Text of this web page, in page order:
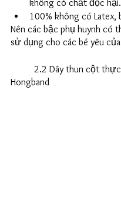
không có chất độc hại.
100% không có Latex,
Nên các bậc phụ huynh có
sử dụng cho các bé yêu của
Hongband